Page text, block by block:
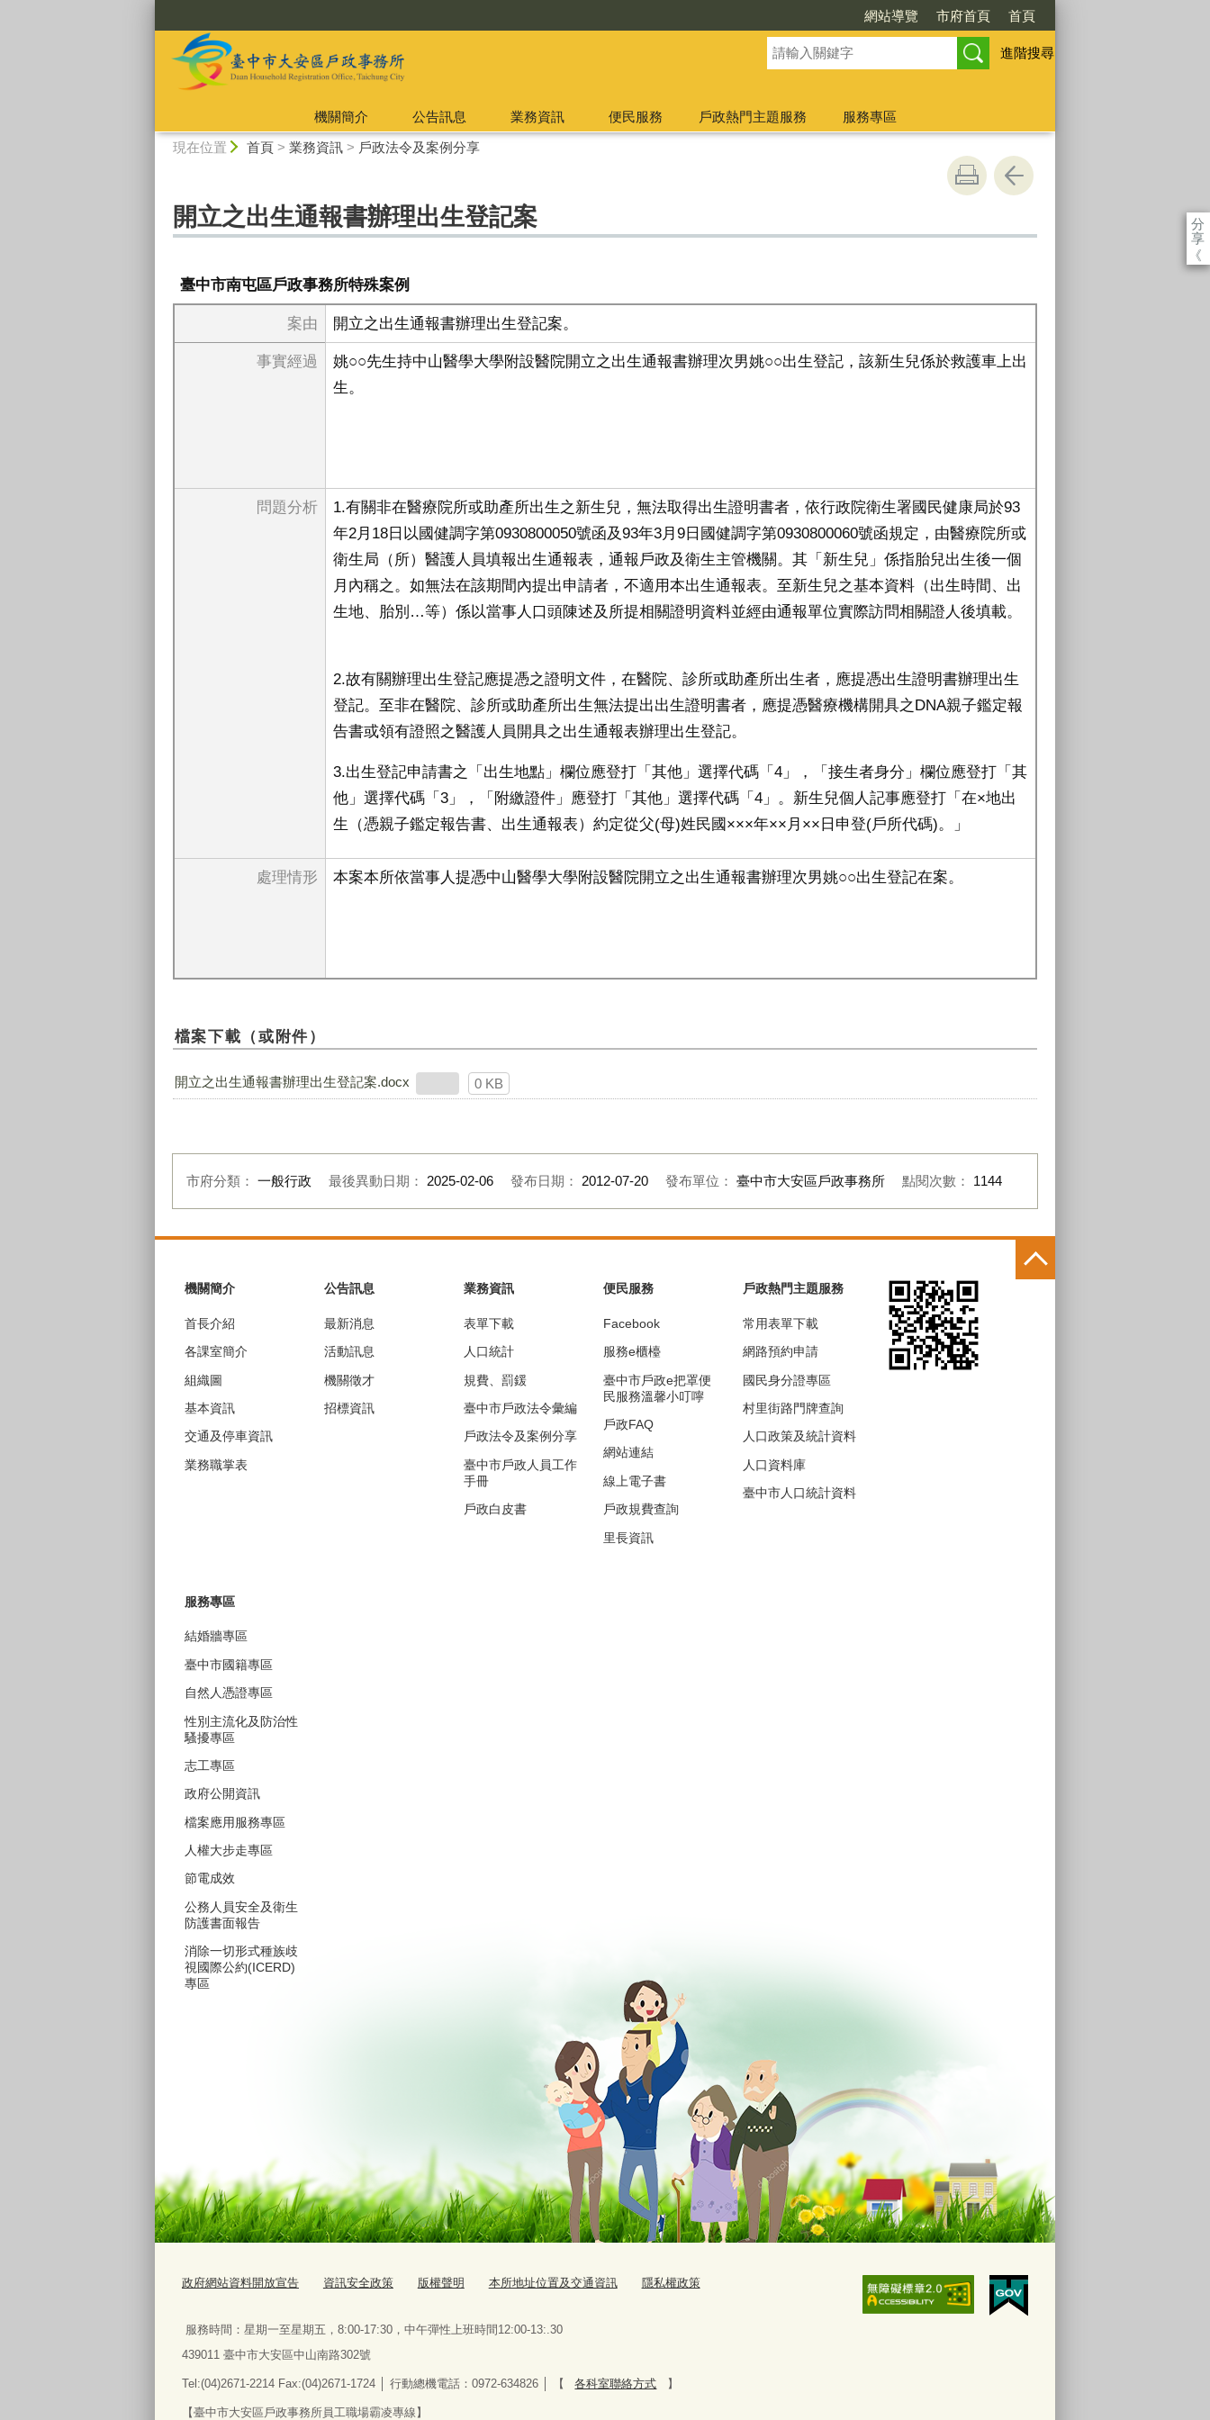
網站導覽 市府首頁 首頁
進階搜尋
機關簡介 公告訊息 業務資訊 便民服務 戶政熱門主題服務
服務專區
現在位置 首頁> 業務資訊> 戶政法令及案例分享
分
享
《
開立之出生通報書辦理出生登記案
臺中市南屯區戶政事務所特殊案例
案由 開立之出生通報書辦理出生登記案。
事實經過
姚○○先生持中山醫學大學附設醫院開立之出生通報書辦理次男姚○○出生登記，該新生兒係於救護車上出
生。
問題分析
1.有關非在醫療院所或助產所出生之新生兒，無法取得出生證明書者，依行政院衛生署國民健康局於93
年2月18日以國健調字第0930800050號函及93年3月9日國健調字第0930800060號函規定，由醫療院所或
衛生局（所）醫護人員填報出生通報表，通報戶政及衛生主管機關。其「新生兒」係指胎兒出生後一個
月內稱之。如無法在該期間內提出申請者，不適用本出生通報表。至新生兒之基本資料（出生時間、出
生地、胎別…等）係以當事人口頭陳述及所提相關證明資料並經由通報單位實際訪問相關證人後填載。
2.故有關辦理出生登記應提憑之證明文件，在醫院、診所或助產所出生者，應提憑出生證明書辦理出生
登記。至非在醫院、診所或助產所出生無法提出出生證明書者，應提憑醫療機構開具之DNA親子鑑定報
告書或領有證照之醫護人員開具之出生通報表辦理出生登記。
3.出生登記申請書之「出生地點」欄位應登打「其他」選擇代碼「4」，「接生者身分」欄位應登打「其
他」選擇代碼「3」，「附繳證件」應登打「其他」選擇代碼「4」。新生兒個人記事應登打「在×地出
生（憑親子鑑定報告書、出生通報表）約定從父(母)姓民國×××年××月××日申登(戶所代碼)。」
處理情形 本案本所依當事人提憑中山醫學大學附設醫院開立之出生通報書辦理次男姚○○出生登記在案。
檔案下載（或附件）
開立之出生通報書辦理出生登記案.docx 0 KB
市府分類： 一般行政 最後異動日期： 2025-02-06 發布日期： 2012-07-20 發布單位： 臺中市大安區戶政事務所 點閱次數： 1144
機關簡介
首長介紹
各課室簡介
組織圖
基本資訊
交通及停車資訊
業務職掌表
公告訊息
最新消息
活動訊息
機關徵才
招標資訊
業務資訊
表單下載
人口統計
規費、罰鍰
臺中市戶政法令彙編
戶政法令及案例分享
臺中市戶政人員工作
手冊
戶政白皮書
便民服務
Facebook
服務e櫃檯
臺中市戶政e把罩便
民服務溫馨小叮嚀
戶政FAQ
網站連結
線上電子書
戶政規費查詢
里長資訊
戶政熱門主題服務
常用表單下載
網路預約申請
國民身分證專區
村里街路門牌查詢
人口政策及統計資料
人口資料庫
臺中市人口統計資料
服務專區
結婚牆專區
臺中市國籍專區
自然人憑證專區
性別主流化及防治性
騷擾專區
志工專區
政府公開資訊
檔案應用服務專區
人權大步走專區
節電成效
公務人員安全及衛生
防護書面報告
消除一切形式種族歧
視國際公約(ICERD)
專區
政府網站資料開放宣告 資訊安全政策 版權聲明 本所地址位置及交通資訊 隱私權政策
服務時間：星期一至星期五 ， 8:00-17:30，中午彈性上班時間12:00-13:.30
439011 臺中市大安區中山南路302號
Tel:(04)2671-2214 Fax:(04)2671-1724 │ 行動總機電話：0972-634826 【 各科室聯絡方式 】
【臺中市大安區戶政事務所員工職場霸凌專線】